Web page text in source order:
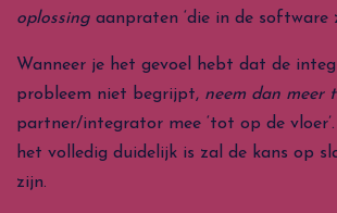
oplossing aanpraten ‘die in de software
Wanneer je het gevoel hebt dat de
probleem niet begrijpt, neem dan meer
partner/integrator mee ‘tot op de
het volledig duidelijk is zal de kans op
zijn.